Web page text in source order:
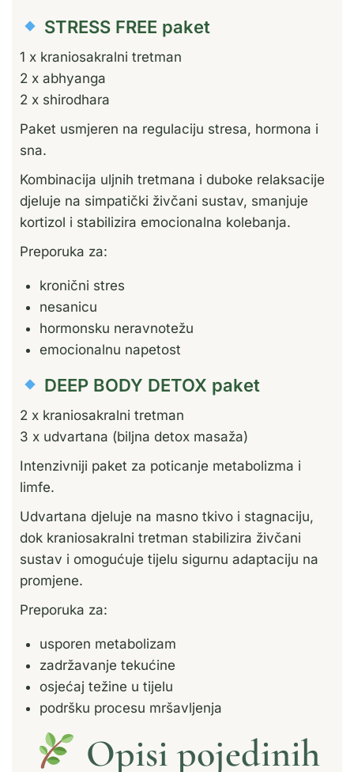
STRESS FREE paket
1 x kraniosakralni tretman
2 x abhyanga
2 x shirodhara
Paket usmjeren na regulaciju stresa, hormona i
sna.
Kombinacija uljnih tretmana i duboke relaksacije
djeluje na simpatički živčani sustav, smanjuje
kortizol i stabilizira emocionalna kolebanja.
Preporuka za:
kronični stres
nesanicu
hormonsku neravnotežu
emocionalnu napetost
DEEP BODY DETOX paket
2 x kraniosakralni tretman
3 x udvartana (biljna detox masaža)
Intenzivniji paket za poticanje metabolizma i
limfe.
Udvartana djeluje na masno tkivo i stagnaciju,
dok kraniosakralni tretman stabilizira živčani
sustav i omogućuje tijelu sigurnu adaptaciju na
promjene.
Preporuka za:
usporen metabolizam
zadržavanje tekućine
osjećaj težine u tijelu
podršku procesu mršavljenja
Opisi pojedinih